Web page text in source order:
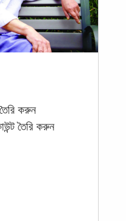
করুন
তৈরি করুন